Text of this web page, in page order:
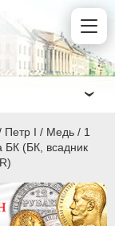
Пeтр I / Медь / 1
БК (БК, всадник